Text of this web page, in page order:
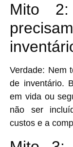
Mito
Verdade: Nem
de inventário.
em vida ou
não ser
custos e a